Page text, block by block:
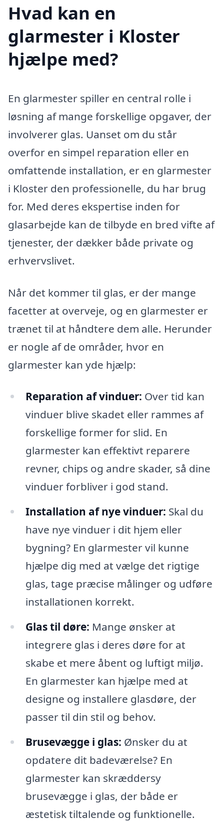
Hvad kan en
glarmester i Kloster
hjælpe med?
En glarmester spiller en central rolle i
løsning af mange forskellige opgaver, der
involverer glas. Uanset om du står
overfor en simpel reparation eller en
omfattende installation, er en glarmester
i Kloster den professionelle, du har brug
for. Med deres ekspertise inden for
glasarbejde kan de tilbyde en bred vifte af
tjenester, der dækker både private og
erhvervslivet.
Når det kommer til glas, er der mange
facetter at overveje, og en glarmester er
trænet til at håndtere dem alle. Herunder
er nogle af de områder, hvor en
glarmester kan yde hjælp:
Reparation af vinduer: Over tid kan
vinduer blive skadet eller rammes af
forskellige former for slid. En
glarmester kan effektivt reparere
revner, chips og andre skader, så dine
vinduer forbliver i god stand.
Installation af nye vinduer: Skal du
have nye vinduer i dit hjem eller
bygning? En glarmester vil kunne
hjælpe dig med at vælge det rigtige
glas, tage præcise målinger og udføre
installationen korrekt.
Glas til døre: Mange ønsker at
integrere glas i deres døre for at
skabe et mere åbent og luftigt miljø.
En glarmester kan hjælpe med at
designe og installere glasdøre, der
passer til din stil og behov.
Brusevægge i glas: Ønsker du at
opdatere dit badeværelse? En
glarmester kan skræddersy
brusevægge i glas, der både er
æstetisk tiltalende og funktionelle.